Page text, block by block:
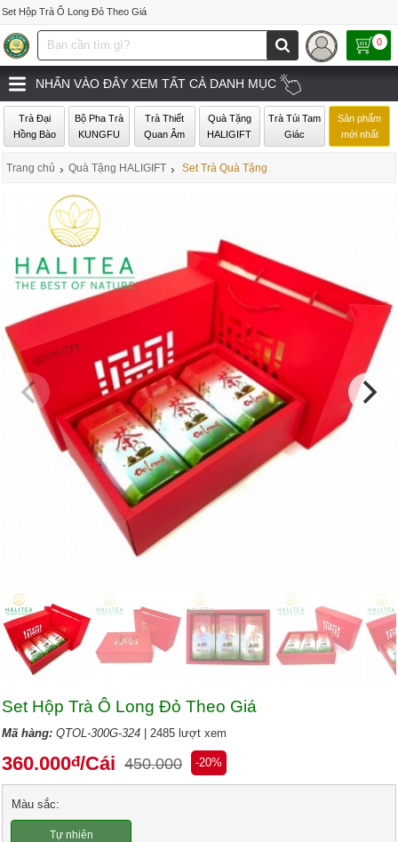
Set Hộp Trà Ô Long Đỏ Theo Giá
0
NHẤN VÀO ĐÂY XEM TẤT CẢ DANH MỤC
Trà Đại
Hồng Bào
Bộ Pha Trà
KUNGFU
Trà Thiết
Quan Âm
Quà Tặng
HALIGIFT
Trà Túi Tam
Giác
Sản phẩm
mới nhất
Trang chủ › Quà Tặng HALIGIFT › Set Trà Quà Tặng
Set Hộp Trà Ô Long Đỏ Theo Giá
Mã hàng:QTOL-300G-324 | 2485 lượt xem
360.000đ/Cái 450.000 -20%
Màu sắc:
Tự nhiên